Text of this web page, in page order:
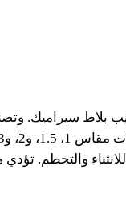
لها تحمل الإجهادات
بلاط سيراميك.
1، و1.5، و2، و3 مم قد صُممت